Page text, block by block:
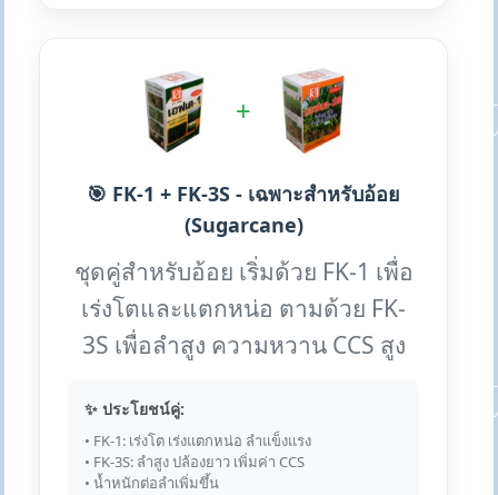
+
🎯 FK-1 + FK-3S - เฉพาะสำหรับอ้อย
(Sugarcane)
ชุดคู่สำหรับอ้อย เริ่มด้วย FK-1 เพื่อ
เร่งโตและแตกหน่อ ตามด้วย FK-
3S เพื่อลำสูง ความหวาน CCS สูง
✨ ประโยชน์คู่:
• FK-1: เร่งโต เร่งแตกหน่อ ลำแข็งแรง
• FK-3S: ลำสูง ปล้องยาว เพิ่มค่า CCS
• น้ำหนักต่อลำเพิ่มขึ้น